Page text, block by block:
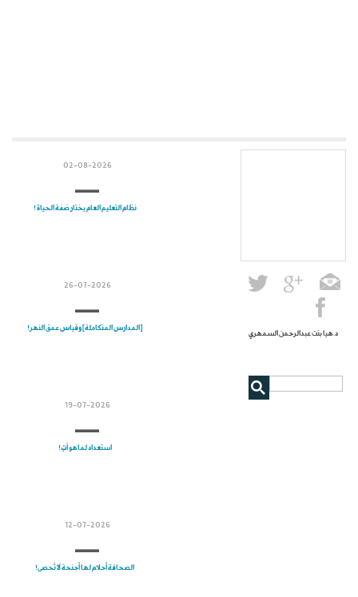
د. هيا بنت عبدالرحمن السمهري
02-08-2026
نظام التعليم العام يختار ضفة الحياة !
26-07-2026
[المدارس المتكاملة] وقياس عمق النهر!
19-07-2026
استعداد لما هو آتٍ!
12-07-2026
الصحافة أحلام لها أجنحة لا تُحصى!